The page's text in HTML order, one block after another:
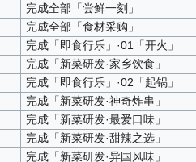
完成全部「尝鲜一刻」
完成全部「食材采购」
完成「即食行乐」·01「开火」
完成「新菜研发·家乡饮食」
完成「即食行乐」·02「起锅」
完成「新菜研发·神奇炸串」
完成「新菜研发·最爱口味」
完成「新菜研发·甜辣之选」
完成「新菜研发·异国风味」